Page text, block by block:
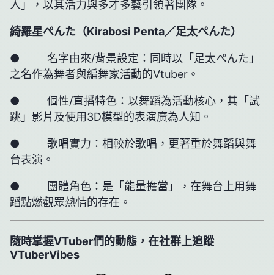
人」，以其活力與多才多藝引領著團隊。
綺羅星ぺんた（Kirabosi Penta／足太ぺんた）
● 名字由來/背景設定：同時以「足太ぺんた」
之名作為舞者與編舞家活動的Vtuber。
● 個性/直播特色：以舞蹈為活動核心，其「試
跳」影片及使用3D模型的表演廣為人知。
● 歌唱實力：相較於歌唱，更著重於舞蹈與舞
台表演。
● 團體角色：是「能量擔當」，在舞台上用舞
蹈點燃觀眾熱情的存在。
隨時掌握VTuber們的動態，在社群上追蹤
VTuberVibes